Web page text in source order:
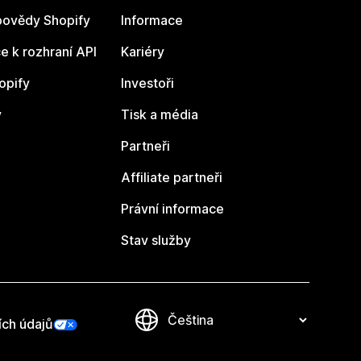
Shopify
k rozhraní API
Informace
Kariéry
Investoři
Tisk a média
Partneři
Affiliate partneři
Právní informace
Stav služby
údajů